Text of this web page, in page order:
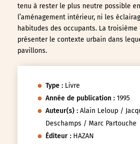
tenu à rester le plus neutre possible
l’aménagement intérieur, ni les
habitudes des occupants. La
présenter le contexte urbain dans
pavillons.
Type : Livre
Année de publication : 1995
Auteur(s) : Alain Leloup /
Deschamps / Marc Partouche
Éditeur : HAZAN